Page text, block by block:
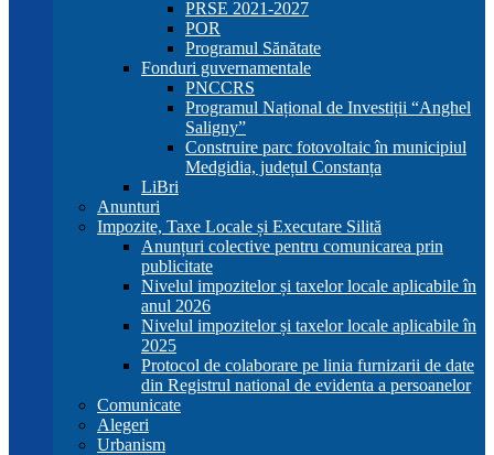
PRSE 2021-2027
POR
Programul Sănătate
Fonduri guvernamentale
PNCCRS
Programul Național de Investiții “Anghel
Saligny”
Construire parc fotovoltaic în municipiul
Medgidia, județul Constanța
LiBri
Anunturi
Impozite, Taxe Locale și Executare Silită
Anunțuri colective pentru comunicarea prin
publicitate
Nivelul impozitelor și taxelor locale aplicabile în
anul 2026
Nivelul impozitelor și taxelor locale aplicabile în
2025
Protocol de colaborare pe linia furnizarii de date
din Registrul national de evidenta a persoanelor
Comunicate
Alegeri
Urbanism